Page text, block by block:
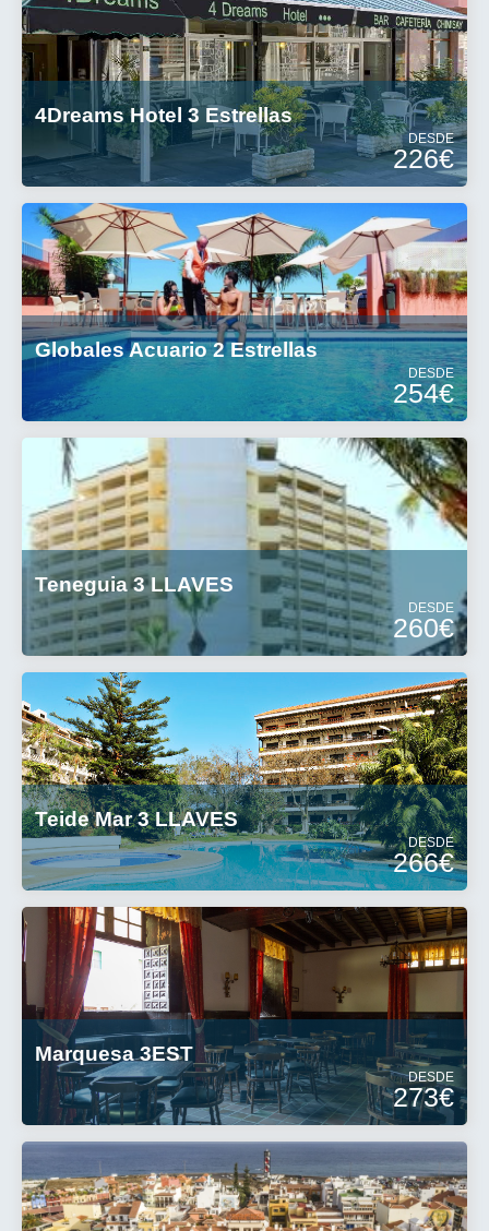
4Dreams Hotel 3 Estrellas
DESDE
226€
Globales Acuario 2 Estrellas
DESDE
254€
Teneguia 3 LLAVES
DESDE
260€
Teide Mar 3 LLAVES
DESDE
266€
Marquesa 3EST
DESDE
273€